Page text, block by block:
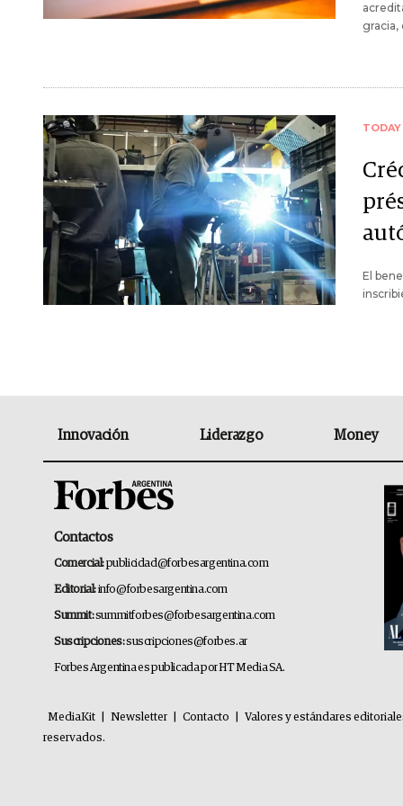
gracia,
TODAY
El
Innovación Liderazgo Money
Contactos
Comercial:publicidad@forbesargentina.com
Editorial:info@forbesargentina.com
Summit:summitforbes@forbesargentina.com
Suscripciones:suscripciones@forbes.ar
Forbes Argentina es publicada por HT Media SA.
MediaKit Newsletter Contacto
Valores y estándares
reservados.